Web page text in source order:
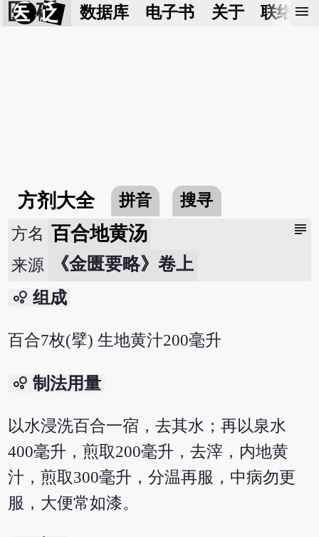
医 砭 数据库 电子书 关于 联络我
menu
方剂大全 拼音 搜寻
subject
方名 百合地黄汤
来源 《金匮要略》卷上
bubble_chart 组成
百合7枚(擘) 生地黄汁200毫升
bubble_chart 制法用量
以水浸洗百合一宿，去其水；再以泉水
400毫升，煎取200毫升，去滓，内地黄
汁，煎取300毫升，分温再服，中病勿更
服，大便常如漆。